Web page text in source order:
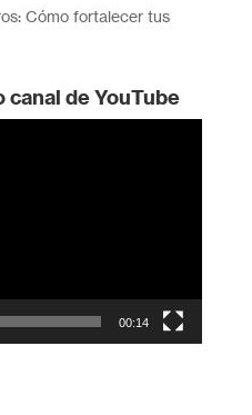
Cómo fortalecer tus
de YouTube
00:14